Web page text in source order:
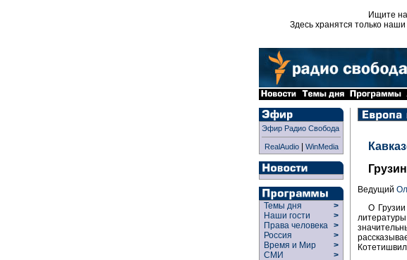
Ищите
Здесь хранятся только
Эфир Радио Свобода
RealAudio| WinMedia
Темы дня
>
Наши гости
>
Права человека >
Россия
>
Время и Мир
>
СМИ
>
Ведущий
О